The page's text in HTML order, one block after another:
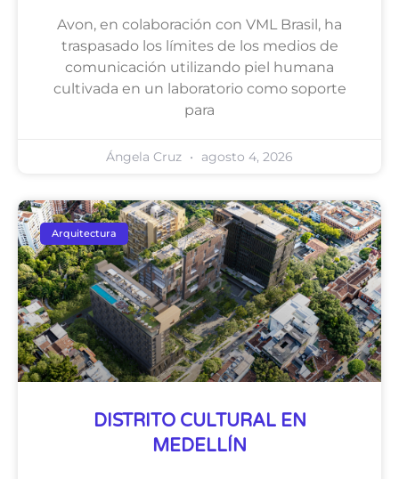
Avon, en colaboración con VML Brasil, ha
traspasado los límites de los medios de
comunicación utilizando piel humana
cultivada en un laboratorio como soporte
para
Ángela Cruz agosto 4, 2026
Arquitectura
DISTRITO CULTURAL EN
MEDELLÍN